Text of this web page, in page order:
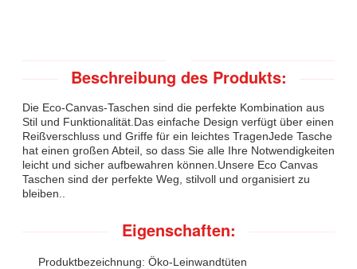
Beschreibung des Produkts:
Die Eco-Canvas-Taschen sind die perfekte Kombination aus
Stil und Funktionalität.Das einfache Design verfügt über einen
Reißverschluss und Griffe für ein leichtes TragenJede Tasche
hat einen großen Abteil, so dass Sie alle Ihre Notwendigkeiten
leicht und sicher aufbewahren können.Unsere Eco Canvas
Taschen sind der perfekte Weg, stilvoll und organisiert zu
bleiben..
Eigenschaften:
Produktbezeichnung: Öko-Leinwandtüten